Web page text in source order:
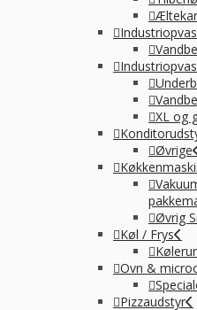
Æltekar
XL og
Øvrige
Øvrig
Køl / Frys
Ovn &
Pizzaudstyr